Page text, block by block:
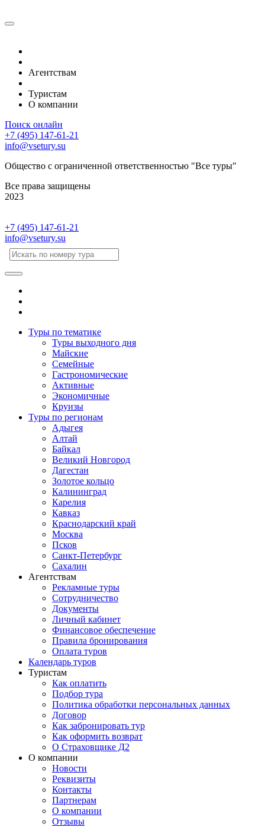
Агентствам
Туристам
О компании
Поиск онлайн
+7 (495) 147-61-21
info@vsetury.su
Общество с ограниченной ответственностью "Все туры"
Все права защищены
2023
+7 (495) 147-61-21
info@vsetury.su
Туры по тематике
Туры выходного дня
Майские
Семейные
Гастрономические
Активные
Экономичные
Круизы
Туры по регионам
Адыгея
Алтай
Байкал
Великий Новгород
Дагестан
Золотое кольцо
Калининград
Карелия
Кавказ
Краснодарский край
Москва
Псков
Санкт-Петербург
Сахалин
Агентствам
Рекламные туры
Сотрудничество
Документы
Личный кабинет
Финансовое обеспечение
Правила бронирования
Оплата туров
Календарь туров
Туристам
Как оплатить
Подбор тура
Политика обработки персональных данных
Договор
Как забронировать тур
Как оформить возврат
О Страховщике Д2
О компании
Новости
Реквизиты
Контакты
Партнерам
О компании
Отзывы